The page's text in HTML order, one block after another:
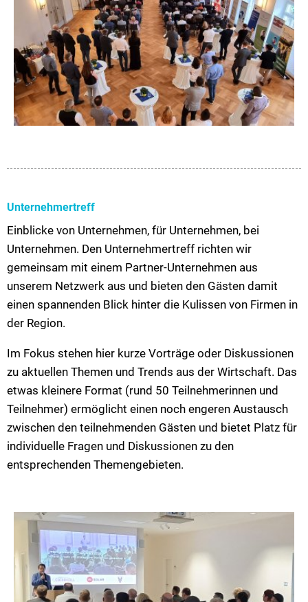
Unternehmertreff
Einblicke von Unternehmen, für Unternehmen, bei
Unternehmen. Den Unternehmertreff richten wir
gemeinsam mit einem Partner-Unternehmen aus
unserem Netzwerk aus und bieten den Gästen damit
einen spannenden Blick hinter die Kulissen von Firmen in
der Region.
Im Fokus stehen hier kurze Vorträge oder Diskussionen
zu aktuellen Themen und Trends aus der Wirtschaft. Das
etwas kleinere Format (rund 50 Teilnehmerinnen und
Teilnehmer) ermöglicht einen noch engeren Austausch
zwischen den teilnehmenden Gästen und bietet Platz für
individuelle Fragen und Diskussionen zu den
entsprechenden Themengebieten.